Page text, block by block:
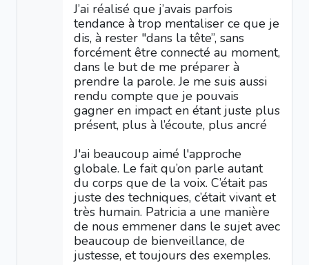
J’ai réalisé que j’avais parfois
tendance à trop mentaliser ce que je
dis, à rester "dans la tête”, sans
forcément être connecté au moment,
dans le but de me préparer à
prendre la parole. Je me suis aussi
rendu compte que je pouvais
gagner en impact en étant juste plus
présent, plus à l’écoute, plus ancré
J'ai beaucoup aimé l'approche
globale. Le fait qu’on parle autant
du corps que de la voix. C’était pas
juste des techniques, c’était vivant et
très humain. Patricia a une manière
de nous emmener dans le sujet avec
beaucoup de bienveillance, de
justesse, et toujours des exemples.